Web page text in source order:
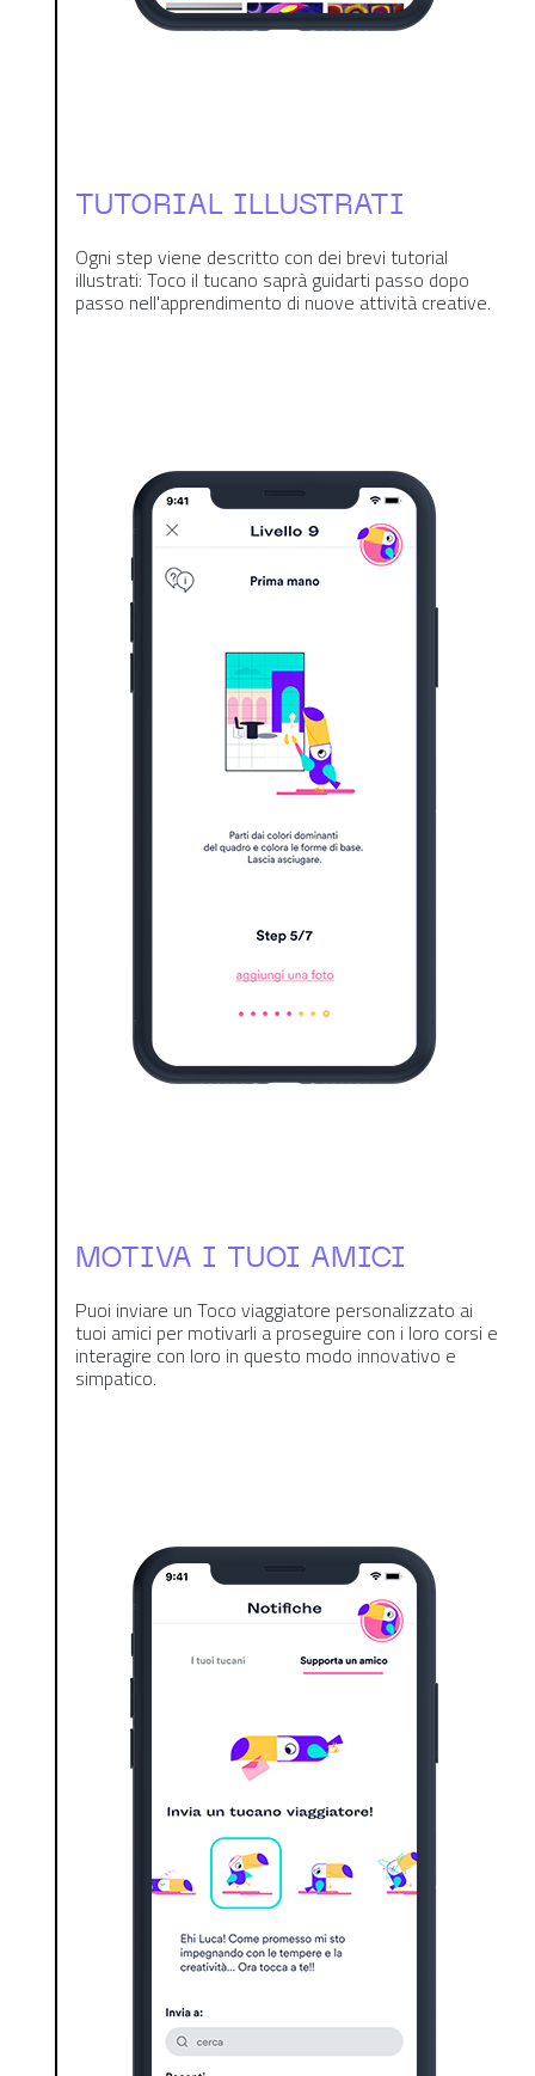
TUTORIAL ILLUSTRATI
Ogni step viene descritto con dei brevi tutorial
illustrati: Toco il tucano saprà guidarti passo dopo
passo nell'apprendimento di nuove attività creative.
MOTIVA I TUOI AMICI
Puoi inviare un Toco viaggiatore personalizzato ai
tuoi amici per motivarli a proseguire con i loro corsi e
interagire con loro in questo modo innovativo e
simpatico.